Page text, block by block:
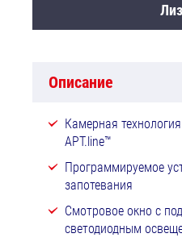
Описание
Камерная
APT.line™
Программируемое
запотевания
Смотровое окно с
светодиодным